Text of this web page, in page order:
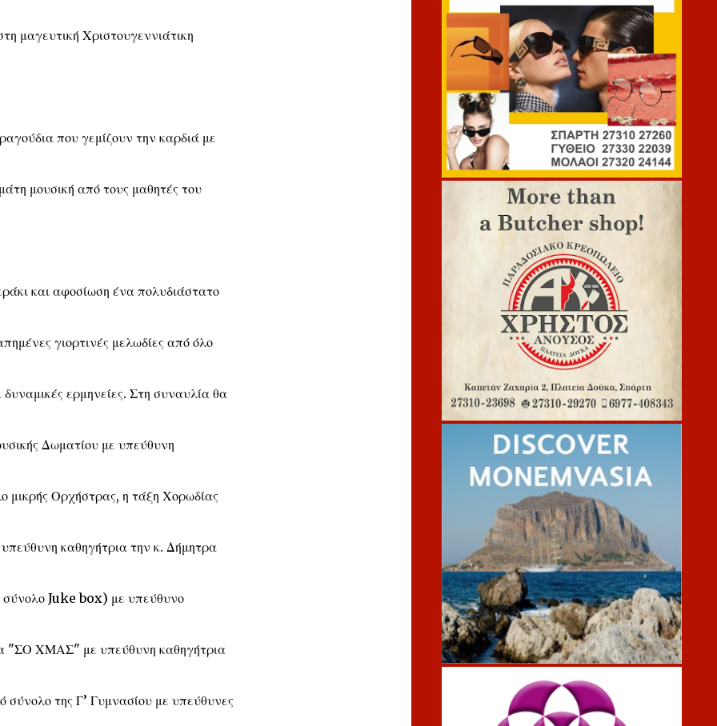
μαγευτική Χριστουγεννιάτικη
που γεμίζουν την καρδιά με
μουσική από τους μαθητές του
και αφοσίωση ένα πολυδιάστατο
γιορτινές μελωδίες από όλο
ερμηνείες. Στη συναυλία θα
Δωματίου με υπεύθυνη
μικρής Ορχήστρας, η τάξη Χορωδίας
καθηγήτρια την κ. Δήμητρα
σύνολο Juke box) με υπεύθυνο
"ΣΟ ΧΜΑΣ" με υπεύθυνη καθηγήτρια
της Γ’ Γυμνασίου με υπεύθυνες